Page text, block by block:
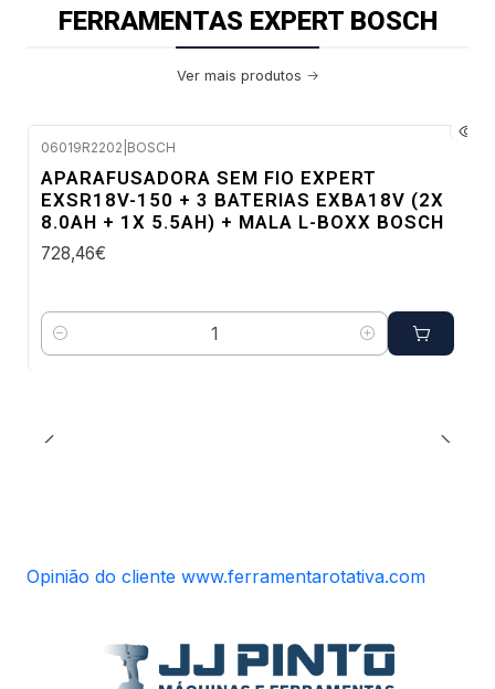
FERRAMENTAS EXPERT BOSCH
Ver mais produtos
06019R2202 BOSCH
APARAFUSADORA SEM FIO EXPERT
EXSR18V-150 + 3 BATERIAS EXBA18V (2X
8.0AH + 1X 5.5AH) + MALA L-BOXX BOSCH
728,46€
Quantidade
Opinião do cliente www.ferramentarotativa.com